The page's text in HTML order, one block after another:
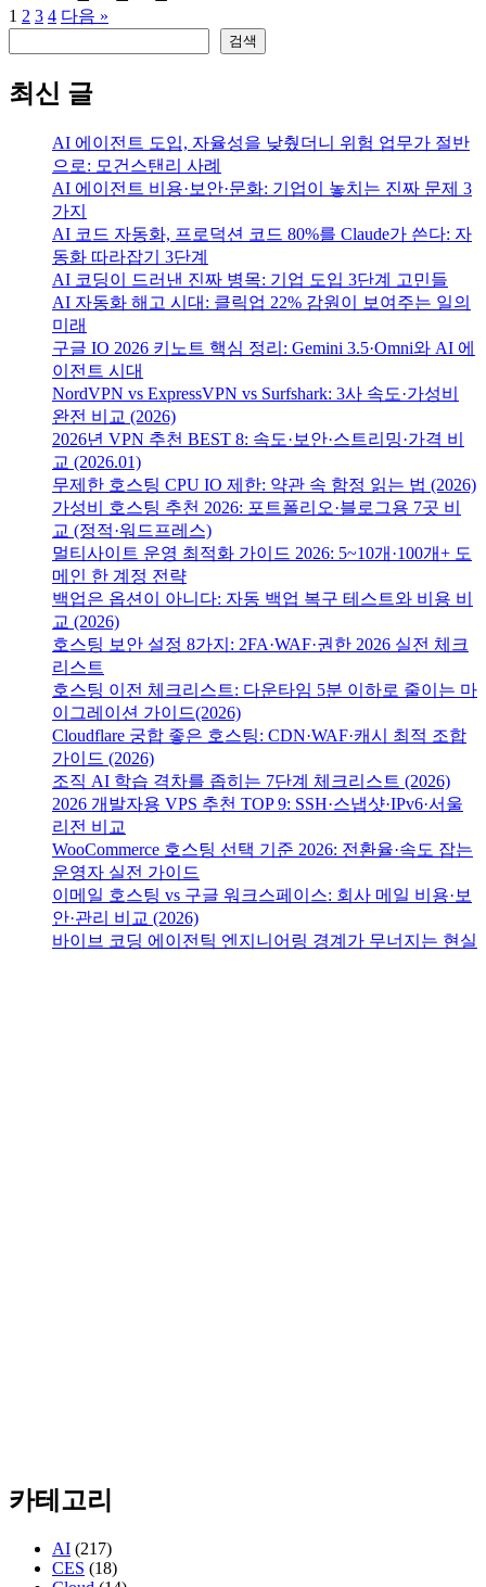
1 2 3 4 다음 »
검색
최신 글
AI 에이전트 도입, 자율성을 낮췄더니 위험 업무가 절반
으로: 모건스탠리 사례
AI 에이전트 비용·보안·문화: 기업이 놓치는 진짜 문제 3
가지
AI 코드 자동화, 프로덕션 코드 80%를 Claude가 쓴다: 자
동화 따라잡기 3단계
AI 코딩이 드러낸 진짜 병목: 기업 도입 3단계 고민들
AI 자동화 해고 시대: 클릭업 22% 감원이 보여주는 일의
미래
구글 IO 2026 키노트 핵심 정리: Gemini 3.5·Omni와 AI 에
이전트 시대
NordVPN vs ExpressVPN vs Surfshark: 3사 속도·가성비
완전 비교 (2026)
2026년 VPN 추천 BEST 8: 속도·보안·스트리밍·가격 비
교 (2026.01)
무제한 호스팅 CPU IO 제한: 약관 속 함정 읽는 법 (2026)
가성비 호스팅 추천 2026: 포트폴리오·블로그용 7곳 비
교 (정적·워드프레스)
멀티사이트 운영 최적화 가이드 2026: 5~10개·100개+ 도
메인 한 계정 전략
백업은 옵션이 아니다: 자동 백업 복구 테스트와 비용 비
교 (2026)
호스팅 보안 설정 8가지: 2FA·WAF·권한 2026 실전 체크
리스트
호스팅 이전 체크리스트: 다운타임 5분 이하로 줄이는 마
이그레이션 가이드(2026)
Cloudflare 궁합 좋은 호스팅: CDN·WAF·캐시 최적 조합
가이드 (2026)
조직 AI 학습 격차를 좁히는 7단계 체크리스트 (2026)
2026 개발자용 VPS 추천 TOP 9: SSH·스냅샷·IPv6·서울
리전 비교
WooCommerce 호스팅 선택 기준 2026: 전환율·속도 잡는
운영자 실전 가이드
이메일 호스팅 vs 구글 워크스페이스: 회사 메일 비용·보
안·관리 비교 (2026)
바이브 코딩 에이전틱 엔지니어링 경계가 무너지는 현실
카테고리
AI (217)
CES (18)